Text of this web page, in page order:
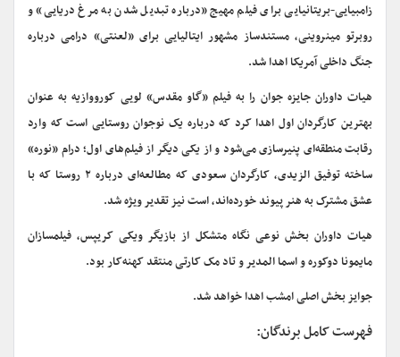
زامبیایی-بریتانیایی برای فیلم مهیج «درباره تبدیل شدن به مرغ دریایی» و
روبرتو مینروینی، مستندساز مشهور ایتالیایی برای «لعنتی» درامی درباره
جنگ داخلی آمریکا اهدا شد.
هیات داوران جایزه جوان را به فیلم «گاو مقدس» لویی کورووازیه به عنوان
بهترین کارگردان اول اهدا کرد که درباره یک نوجوان روستایی است که وارد
رقابت منطقه‌ای پنیرسازی می‌شود و از یکی دیگر از فیلم‌های اول؛ درام «نوره»
ساخته توفیق الزیدی، کارگردان سعودی که مطالعه‌ای درباره ۲ روستا که با
عشق مشترک به هنر پیوند خورده‌اند، است نیز تقدیر ویژه شد.
هیات داوران بخش نوعی نگاه متشکل از بازیگر ویکی کریپس، فیلمسازان
مایمونا دوکوره و اسما المدیر و تاد مک کارتی منتقد کهنه‌کار بود.
جوایز بخش اصلی امشب اهدا خواهد شد.
فهرست کامل برندگان: